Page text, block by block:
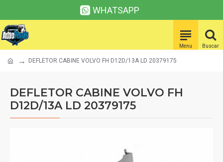
WHATSAPP
DEFLETOR CABINE VOLVO FH D12D/13A LD 20379175
DEFLETOR CABINE VOLVO FH
D12D/13A LD 20379175